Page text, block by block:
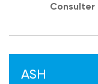
ASH